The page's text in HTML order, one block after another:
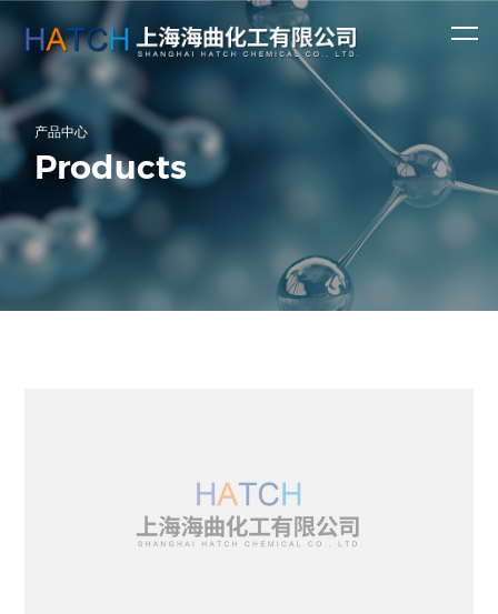
资讯
中心
第一时间了解上
海海曲化工有限
产品
中心
公司涉及医药、
农药、塑料、涂
料、染料、香精
香料等行业上千
种产品。
品
涂料染料
助剂
液晶材料
产品中心
Products